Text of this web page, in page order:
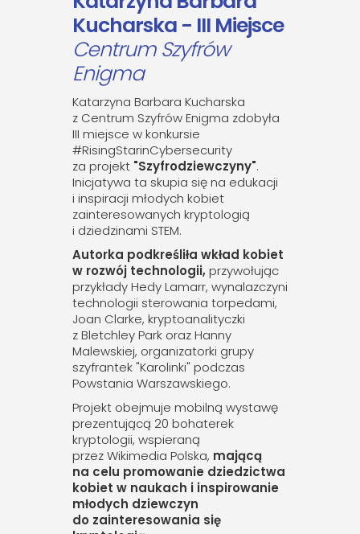
Kucharska - III Miejsce
Centrum Szyfrów
Enigma
Katarzyna Barbara Kucharska
z Centrum Szyfrów Enigma zdobyła
III miejsce w konkursie
#RisingStarinCybersecurity
za projekt "Szyfrodziewczyny".
Inicjatywa ta skupia się na edukacji
i inspiracji młodych kobiet
zainteresowanych kryptologią
i dziedzinami STEM.
Autorka podkreśliła wkład kobiet
w rozwój technologii,przywołując
przykłady Hedy Lamarr, wynalazczyni
technologii sterowania torpedami,
Joan Clarke, kryptoanalityczki
z Bletchley Park oraz Hanny
Malewskiej, organizatorki grupy
szyfrantek "Karolinki" podczas
Powstania Warszawskiego.
Projekt obejmuje mobilną wystawę
prezentującą 20 bohaterek
kryptologii, wspieraną
przez Wikimedia Polska, mającą
na celu promowanie dziedzictwa
kobiet w naukach i inspirowanie
młodych dziewczyn
do zainteresowania się